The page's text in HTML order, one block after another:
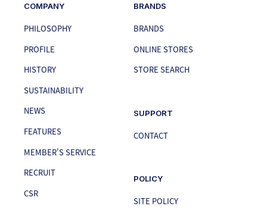
COMPANY
PHILOSOPHY
PROFILE
HISTORY
SUSTAINABILITY
NEWS
FEATURES
MEMBER'S SERVICE
RECRUIT
CSR
BRANDS
BRANDS
ONLINE STORES
STORE SEARCH
SUPPORT
CONTACT
POLICY
SITE POLICY